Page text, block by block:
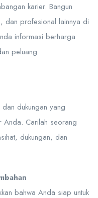
karier. Bangun
dan profesional lainnya di
informasi berharga
peluang
dukungan yang
Anda. Carilah seorang
dukungan, dan
bahwa Anda siap untuk